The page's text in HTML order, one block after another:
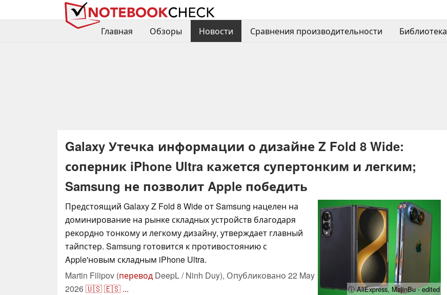
Главная
Обзоры Новости Сравнения производительности Библиотека
Galaxy Утечка информации о дизайне Z Fold 8 Wide:
соперник iPhone Ultra кажется супертонким и легким;
Samsung не позволит Apple победить
ⓘ AliExpress, MajinBu - edited
Предстоящий Galaxy Z Fold 8 Wide от Samsung нацелен на
доминирование на рынке складных устройств благодаря
рекордно тонкому и легкому дизайну, утверждает главный
тайпстер. Samsung готовится к противостоянию с
Apple'новым складным iPhone Ultra.
Martin Filipov (перевод DeepL / Ninh Duy), Опубликовано 22 May
2026🇺🇸🇪🇸 ...